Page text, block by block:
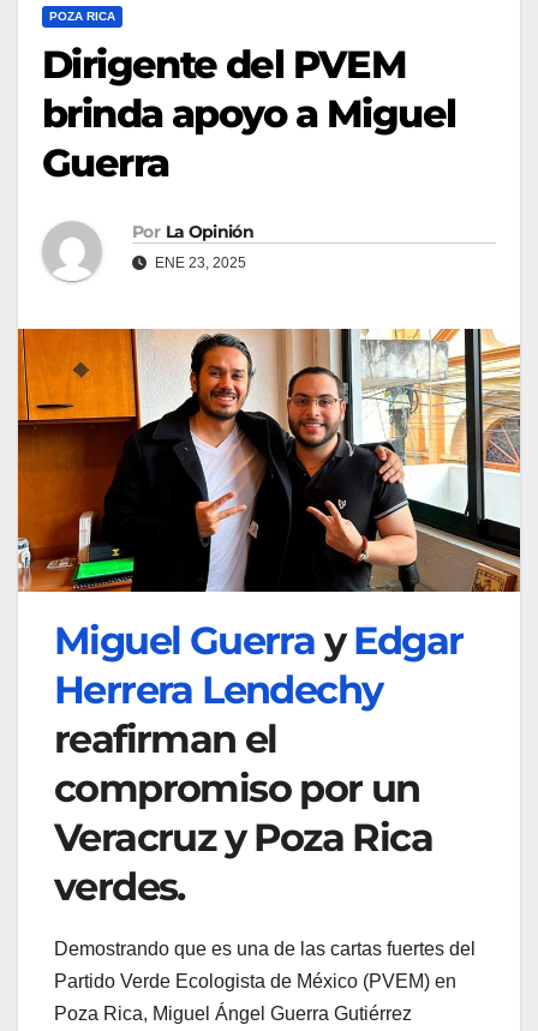
POZA RICA
Dirigente del PVEM
brinda apoyo a Miguel
Guerra
Por La Opinión
ENE 23, 2025
Miguel Guerra yEdgar
Herrera Lendechy
reafirman el
compromiso por un
Veracruz y Poza Rica
verdes.
Demostrando que es una de las cartas fuertes del
Partido Verde Ecologista de México (PVEM) en
Poza Rica, Miguel Ángel Guerra Gutiérrez